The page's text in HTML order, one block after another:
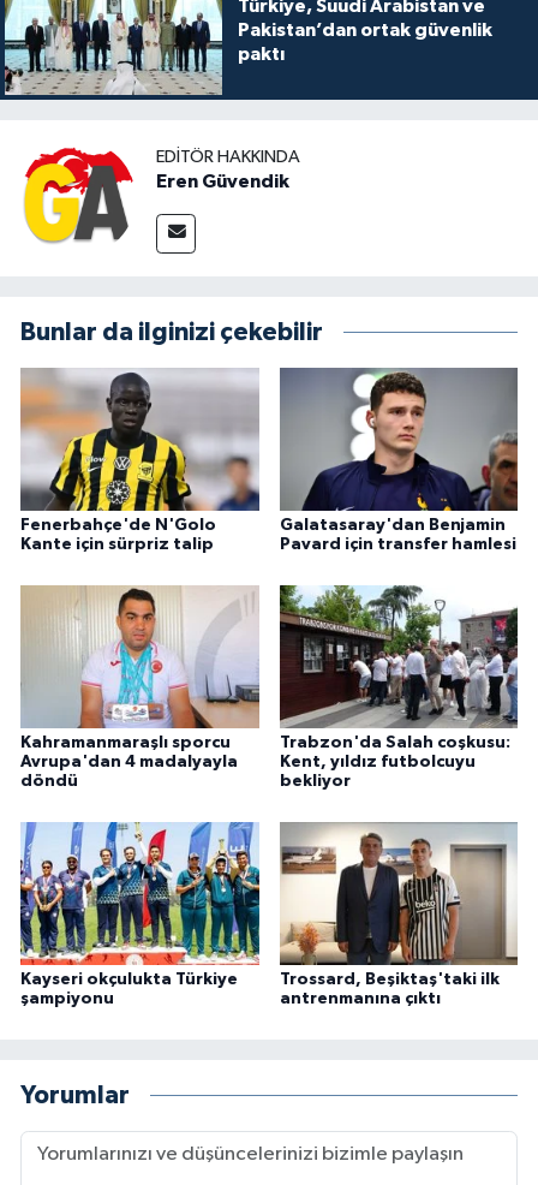
Türkiye, Suudi Arabistan ve
Pakistan’dan ortak güvenlik
paktı
EDITÖR HAKKINDA
Eren Güvendik
Bunlar da ilginizi çekebilir
Fenerbahçe'de N'Golo
Kante için sürpriz talip
Galatasaray'dan Benjamin
Pavard için transfer hamlesi
Kahramanmaraşlı sporcu
Avrupa'dan 4 madalyayla
döndü
Trabzon'da Salah coşkusu:
Kent, yıldız futbolcuyu
bekliyor
Kayseri okçulukta Türkiye
şampiyonu
Trossard, Beşiktaş'taki ilk
antrenmanına çıktı
Yorumlar